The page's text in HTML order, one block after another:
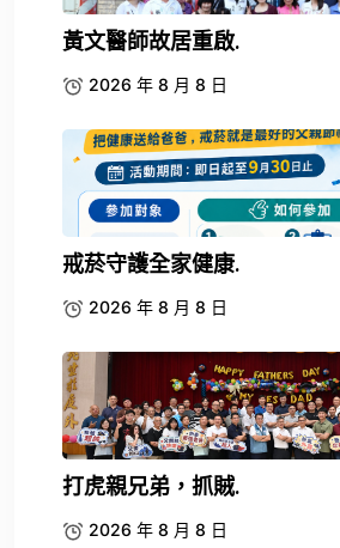
黃文醫師故居重啟.
2026 年 8 月 8 日
戒菸守護全家健康.
2026 年 8 月 8 日
打虎親兄弟，抓賊.
2026 年 8 月 8 日